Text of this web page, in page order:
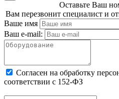
Оставьте Ваш
Вам перезвонит специалист и
Ваше имя
Ваш e-mail:
Cогласен на обработку
соответствии с 152-ФЗ